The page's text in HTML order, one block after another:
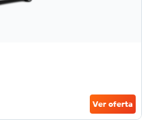
Ver oferta